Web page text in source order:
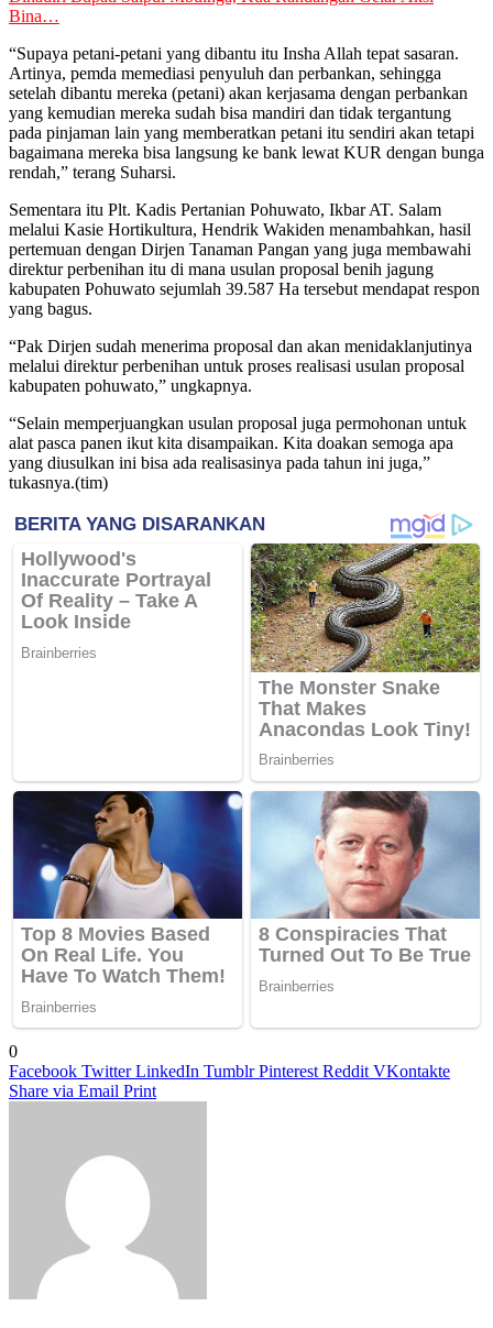
Bina…
“Supaya petani-petani yang dibantu itu Insha Allah tepat sasaran.
Artinya, pemda memediasi penyuluh dan perbankan, sehingga
setelah dibantu mereka (petani) akan kerjasama dengan perbankan
yang kemudian mereka sudah bisa mandiri dan tidak tergantung
pada pinjaman lain yang memberatkan petani itu sendiri akan tetapi
bagaimana mereka bisa langsung ke bank lewat KUR dengan bunga
rendah,” terang Suharsi.
Sementara itu Plt. Kadis Pertanian Pohuwato, Ikbar AT. Salam
melalui Kasie Hortikultura, Hendrik Wakiden menambahkan, hasil
pertemuan dengan Dirjen Tanaman Pangan yang juga membawahi
direktur perbenihan itu di mana usulan proposal benih jagung
kabupaten Pohuwato sejumlah 39.587 Ha tersebut mendapat respon
yang bagus.
“Pak Dirjen sudah menerima proposal dan akan menidaklanjutinya
melalui direktur perbenihan untuk proses realisasi usulan proposal
kabupaten pohuwato,” ungkapnya.
“Selain memperjuangkan usulan proposal juga permohonan untuk
alat pasca panen ikut kita disampaikan. Kita doakan semoga apa
yang diusulkan ini bisa ada realisasinya pada tahun ini juga,”
tukasnya.(tim)
0
Facebook Twitter LinkedIn Tumblr Pinterest Reddit VKontakte
Share via Email Print